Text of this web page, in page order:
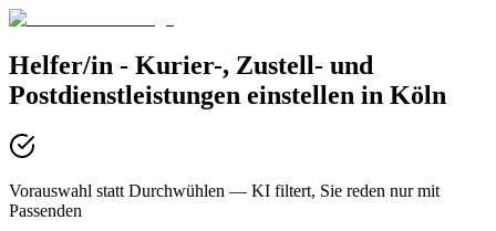
Helfer/in - Kurier-, Zustell- und
Postdienstleistungen einstellen in Köln
Vorauswahl statt Durchwühlen — KI filtert, Sie reden nur mit
Passenden